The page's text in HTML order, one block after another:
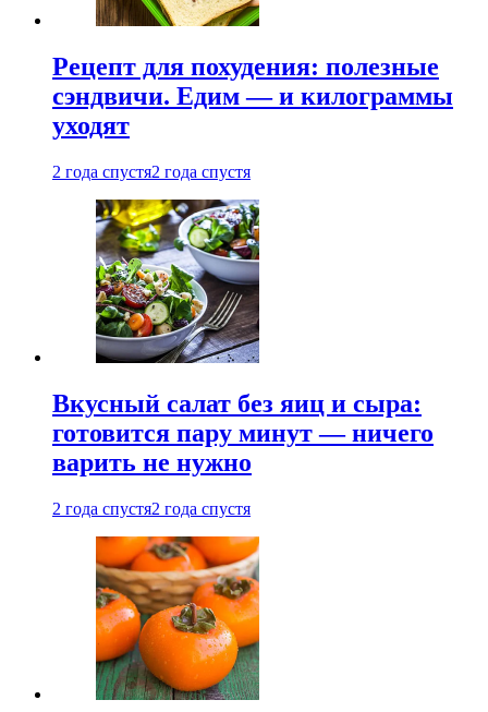
Рецепт для похудения: полезные
сэндвичи. Едим — и килограммы
уходят
2 года спустя2 года спустя
Вкусный салат без яиц и сыра:
готовится пару минут — ничего
варить не нужно
2 года спустя2 года спустя